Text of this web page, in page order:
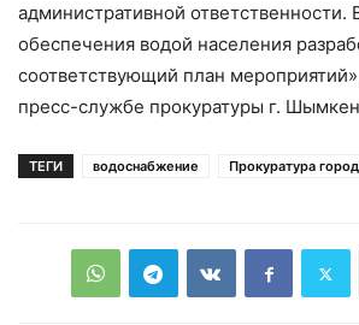
административной ответственности.
обеспечения водой населения
соответствующий план
пресс-службе прокуратуры г.
ТЕГИ водоснабжение Прокуратура